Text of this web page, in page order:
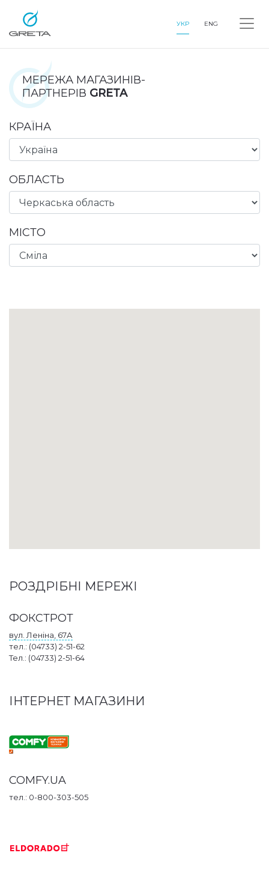
УКР ENG
МЕРЕЖА МАГАЗИНІВ-
ПАРТНЕРІВ GRETA
КРАЇНА
ОБЛАСТЬ
МІСТО
РОЗДРІБНІ МЕРЕЖІ
ФОКСТРОТ
вул. Леніна, 67А
тел.: (04733) 2-51-62
Тел.: (04733) 2-51-64
ІНТЕРНЕТ МАГАЗИНИ
COMFY.UA
тел.: 0-800-303-505